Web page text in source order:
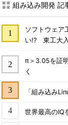
組み込み開発 記
ソフトウェア
い!? 東工大
π＞3.05を証
く
「組み込み
世界最高のIQ